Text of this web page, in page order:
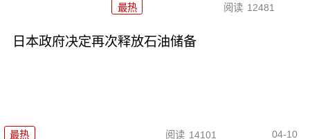
最热 阅读 12481
日本政府决定再次释放石油储备
最热 阅读 14101 04-10